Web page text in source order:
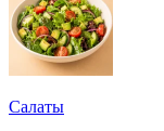
Салаты